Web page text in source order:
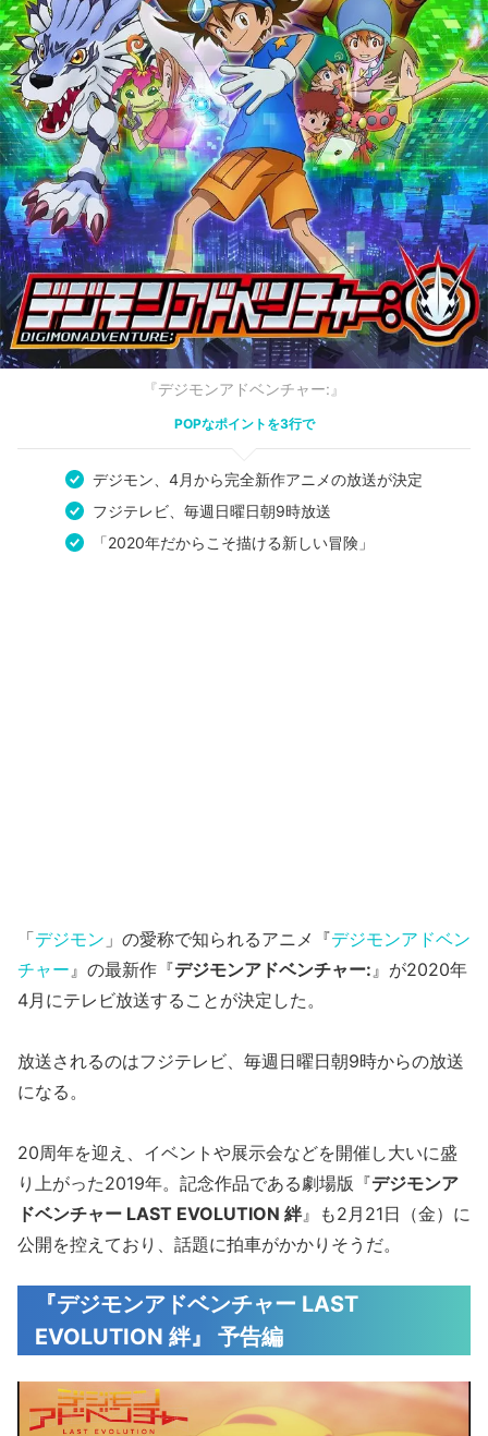
『デジモンアドベンチャー:』
POPなポイントを3行で
デジモン、4月から完全新作アニメの放送が決定
フジテレビ、毎週日曜日朝9時放送
「2020年だからこそ描ける新しい冒険」
「デジモン 」の愛称で知られるアニメ『デジモンアドベン
チャー』の最新作『デジモンアドベンチャー:』が2020年
4月にテレビ放送することが決定した。
放送されるのはフジテレビ、毎週日曜日朝9時からの放送
になる。
20周年を迎え、イベントや展示会などを開催し大いに盛
り上がった2019年。記念作品である劇場版『デジモンア
ドベンチャー LAST EVOLUTION 絆』も2月21日（金）に
公開を控えており、話題に拍車がかかりそうだ。
『デジモンアドベンチャー LAST
EVOLUTION 絆』 予告編